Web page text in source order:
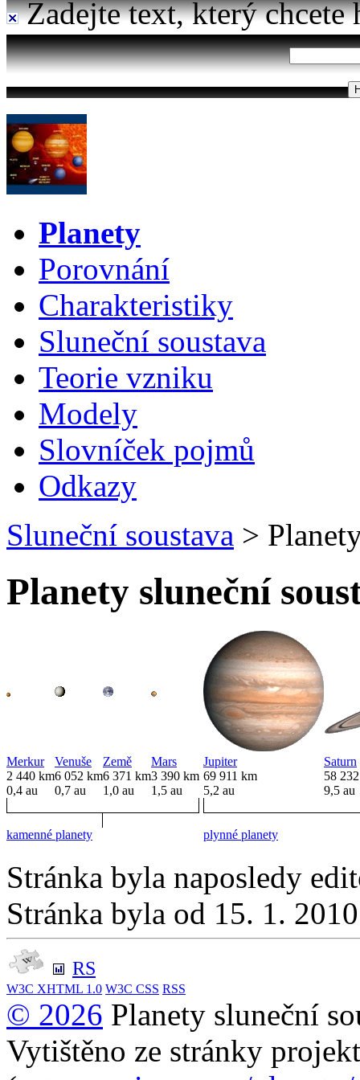
Zadejte text, který chcete
Planety
Porovnání
Charakteristiky
Sluneční soustava
Teorie vzniku
Modely
Slovníček pojmů
Odkazy
Sluneční soustava >
Planety sluneční
Merkur Venuše Země Mars Jupiter
Saturn
2 440 km6 052 km6 371 km3 390 km 69 911 km
58
0,4 au
0,7 au 1,0 au 1,5 au 5,2 au 9,5 au
kamenné planety plynné planety
Stránka byla naposledy
Stránka byla od 15. 1.
RS
W3C XHTML 1.0 W3C CSS RSS
© 2026 Planety sluneční
Vytištěno ze stránky